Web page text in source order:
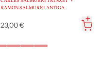
RAMON SALMURRI ANTIGA
23,00 €